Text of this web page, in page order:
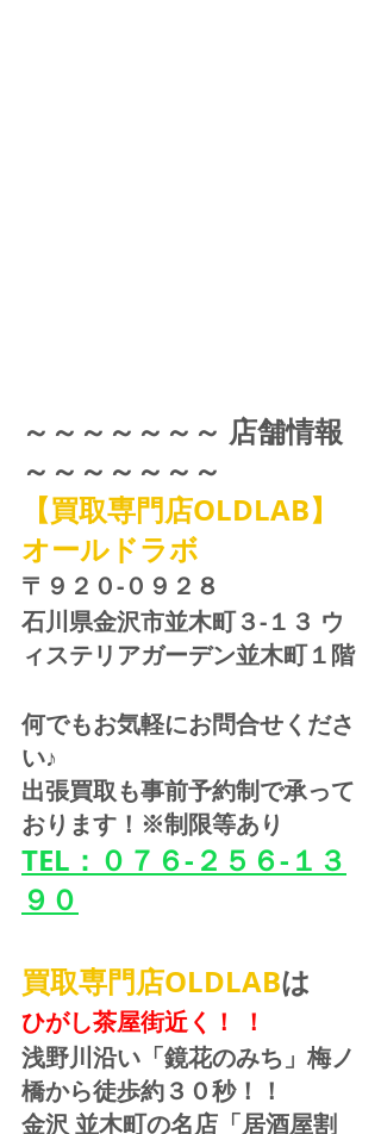
～～～～～～～ 店舗情報
～～～～～～～
【買取専門店OLDLAB】
オールドラボ
〒９２０-０９２８
石川県金沢市並木町３-１３ ウ
ィステリアガーデン並木町１階
何でもお気軽にお問合せくださ
い♪
出張買取も事前予約制で承って
おります！※制限等あり
TEL：０７６-２５６-１３
９０
買取専門店OLDLABは
ひがし茶屋街近く！ ！
浅野川沿い「鏡花のみち」梅ノ
橋から徒歩約３０秒！！
金沢 並木町の名店「居酒屋割